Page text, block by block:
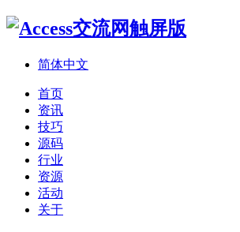
简体中文
首页
资讯
技巧
源码
行业
资源
活动
关于